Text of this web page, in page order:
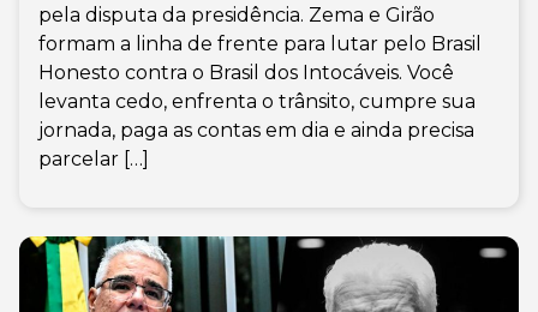
pela disputa da presidência. Zema e Girão
formam a linha de frente para lutar pelo Brasil
Honesto contra o Brasil dos Intocáveis. Você
levanta cedo, enfrenta o trânsito, cumpre sua
jornada, paga as contas em dia e ainda precisa
parcelar […]